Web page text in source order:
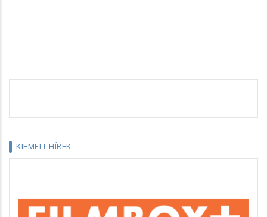
KIEMELT HÍREK